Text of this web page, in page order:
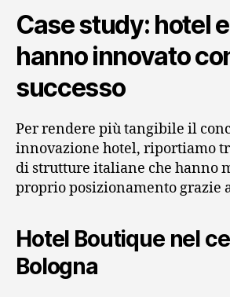
Case study: hotel
hanno innovato
successo
Per rendere più tangibile il
innovazione hotel, riportiamo
di strutture italiane che hanno
proprio posizionamento grazie
Hotel Boutique nel
Bologna